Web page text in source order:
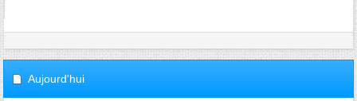
Aujourd'hui